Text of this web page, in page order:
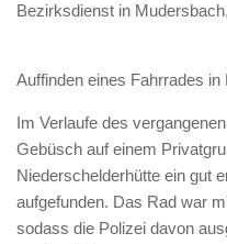
Bezirksdienst in
Auffinden eines Fahrrades
Im Verlaufe des
Gebüsch auf einem
Niederschelderhütte ein gut
aufgefunden. Das Rad war
sodass die Polizei davon